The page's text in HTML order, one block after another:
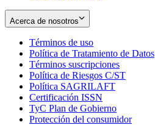
Acerca de nosotros
Términos de uso
in
new
window
Política de Tratamiento de Datos
Términos suscripciones
in
Política de Riesgos C/ST
Política SAGRILAFT
new
window
Certificación ISSN
in
new
TyC Plan de Gobierno
in
Protección del consumidorOpens